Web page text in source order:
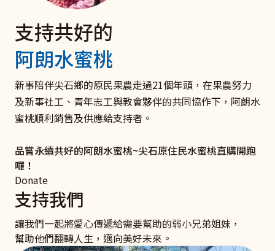
支持共好的
阿朗水蜜桃
新事陪伴尖石鄉的原民果農走過21個年頭，在果農努力
及新事社工、青年志工與教會夥伴的共同協作下，阿朗水
蜜桃順利銷售及供應給支持者。
品嘗永續共好的阿朗水蜜桃~尖石原住民水蜜桃直購開跑
囉！
電子發票 捐款愛心碼102
我們有愛心碼囉
愛心一領二 愛心不落後 聚沙可成塔
我要捐款
聘僱移工家庭
與移工共好服務
打造雇主放心移工安心的新勞雇關係！ 聯絡新事社會服
務中心，了解更多關於良好雇主和移工溝通、勞雇關係促
進、相關法律及資源的資訊吧！
了解更多
捐款支持《扶原民‧救弱勢》
衛部救字第1141363166號
助原住民弱勢及受災家庭和青少年培力學習，迎向未來，
翻轉命運。
Donate
支持我們
讓我們一起將愛心傳遞給需要幫助的弱小兄弟姐妹，
幫助他們翻轉人生，邁向美好未來。